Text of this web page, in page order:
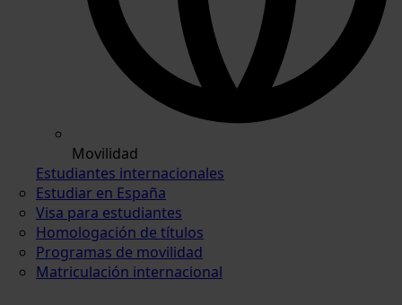
Movilidad
Estudiantes internacionales
Estudiar en España
Visa para estudiantes
Homologación de títulos
Programas de movilidad
Matriculación internacional